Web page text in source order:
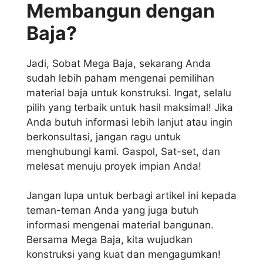
Membangun dengan
Baja?
Jadi, Sobat Mega Baja, sekarang Anda
sudah lebih paham mengenai pemilihan
material baja untuk konstruksi. Ingat, selalu
pilih yang terbaik untuk hasil maksimal! Jika
Anda butuh informasi lebih lanjut atau ingin
berkonsultasi, jangan ragu untuk
menghubungi kami. Gaspol, Sat-set, dan
melesat menuju proyek impian Anda!
Jangan lupa untuk berbagi artikel ini kepada
teman-teman Anda yang juga butuh
informasi mengenai material bangunan.
Bersama Mega Baja, kita wujudkan
konstruksi yang kuat dan mengagumkan!